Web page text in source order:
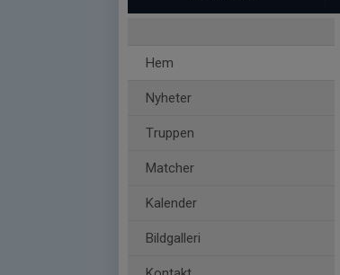
Hem
Nyheter
Truppen
Matcher
Kalender
Bildgalleri